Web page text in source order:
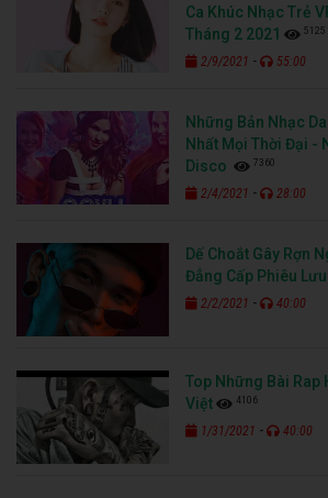
Ca Khúc Nhạc Trẻ
Tháng 2 2021
5125
2/9/2021 - 55:00
Những Bản Nhạc
Nhất Mọi Thời Đại -
Disco
7360
2/4/2021 - 28:00
Dế Choắt Gây Rợn
Đẳng Cấp Phiêu
2/2/2021 - 40:00
Top Những Bài Rap
Việt
4106
1/31/2021 - 40:00